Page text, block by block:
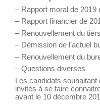
– Rapport moral de 2019
– Rapport financier de
– Renouvellement du
– Démission de l’actuel
– Renouvellement du
– Questions diverses
Les candidats
invités à se faire
avant le 10 décembre